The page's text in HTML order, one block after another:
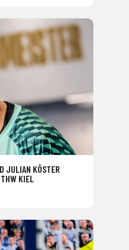
JULIAN KÖSTER
KIEL